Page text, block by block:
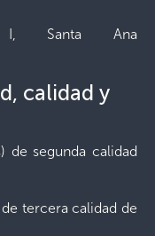
I, Santa Ana
calidad y
de segunda calidad
tercera calidad de